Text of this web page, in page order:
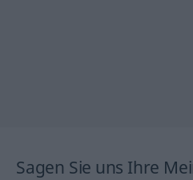
Sagen Sie uns Ihre